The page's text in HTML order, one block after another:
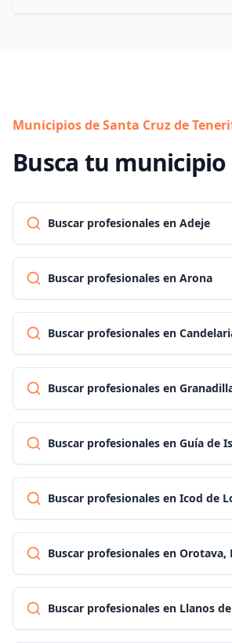
Municipios de Santa Cruz de
Busca tu municipio
Buscar profesionales en Adeje
Buscar profesionales en Arona
Buscar profesionales en
Buscar profesionales en
Buscar profesionales en Guía de
Buscar profesionales en Icod de
Buscar profesionales en Orotava,
Buscar profesionales en Llanos